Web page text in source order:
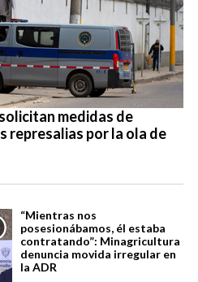
medidas de
represalias por la ola de
“Mientras nos
posesionábamos, él estaba
contratando”: Minagricultura
denuncia movida irregular en
la ADR